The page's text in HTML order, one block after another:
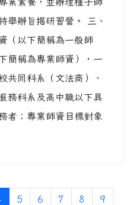
業素養，並辦理種子師
舉辦旨揭研習營。 三、
（以下簡稱為一般師
簡稱為專業師資），一
共同科系（文法商）、
務科系及高中職以下具
者；專業師資目標對象
(目前頁次)
5 6 7 8 9